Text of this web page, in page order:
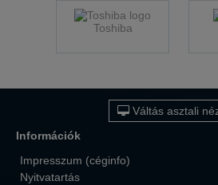
Toshiba
Váltás asztali
Információk
Impresszum (céginfo)
Nyitvatartás